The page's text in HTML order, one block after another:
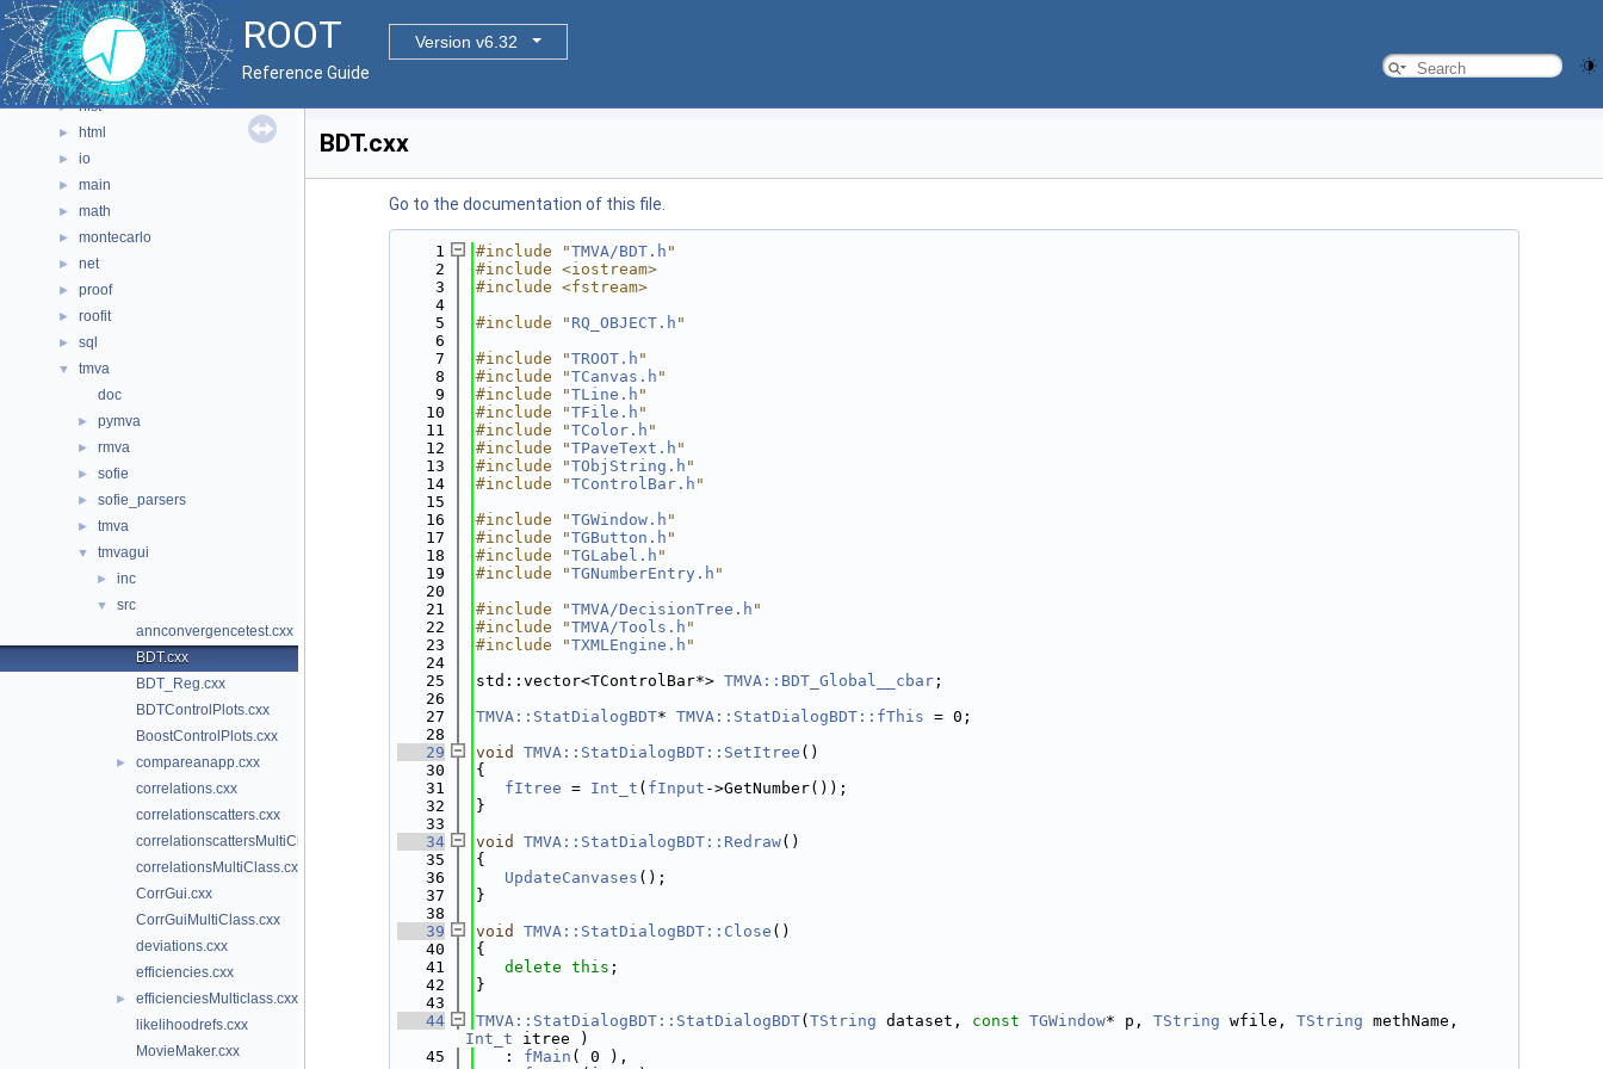
ROOT
Version v6.32
Reference Guide
► graf2d
► graf3d
► gui
► hist
► html
► io
► main
► math
► montecarlo
► net
► proof
► roofit
► sql
▼
tmva
doc
► pymva
► rmva
► sofie
► sofie_parsers
► tmva
▼ tmvagui
► inc
▼
src
annconvergencetest.cxx
BDT.cxx
BDT_Reg.cxx
BDTControlPlots.cxx
BoostControlPlots.cxx
►
compareanapp.cxx
correlations.cxx
correlationscatters.cxx
correlationscattersMultiClass.cxx
correlationsMultiClass.cxx
CorrGui.cxx
CorrGuiMultiClass.cxx
deviations.cxx
efficiencies.cxx
►
efficienciesMulticlass.cxx
likelihoodrefs.cxx
MovieMaker.cxx
BDT.cxx
Go to the documentation of this file.
    1
#include "TMVA/BDT.h "
    2
#include <iostream>
    3
#include <fstream>
    4
    5
#include " RQ_OBJECT.h "
    6
    7
#include "TROOT.h "
    8
#include "TCanvas.h "
    9
#include "TLine.h "
   10
#include "TFile.h "
   11
#include "TColor.h "
   12
#include "TPaveText.h "
   13
#include "TObjString.h "
   14
#include "TControlBar.h "
   15
   16
#include "TGWindow.h "
   17
#include "TGButton.h "
   18
#include "TGLabel.h "
   19
#include "TGNumberEntry.h "
   20
   21
#include "TMVA/DecisionTree.h "
   22
#include "TMVA/Tools.h "
   23
#include "TXMLEngine.h "
   24
   25
std::vector<TControlBar*> TMVA::BDT_Global__cbar ;
   26
   27
TMVA::StatDialogBDT* TMVA::StatDialogBDT::fThis = 0;
   28
   29
void TMVA::StatDialogBDT::SetItree ()
   30
{
   31
fItree = Int_t ( fInput ->GetNumber());
   32
}
   33
   34
void TMVA::StatDialogBDT::Redraw()
   35
{
   36
UpdateCanvases ();
   37
}
   38
   39
void TMVA::StatDialogBDT::Close ()
   40
{
   41
delete this ;
   42
}
   43
   44
TMVA::StatDialogBDT::StatDialogBDT( TString dataset, const TGWindow* p, TString wfile, TString
Int_t itree )
   45
   :
fMain ( 0 ),